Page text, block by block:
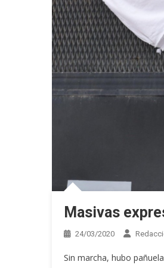
Masivas
24/03/2020
Sin marcha, hubo